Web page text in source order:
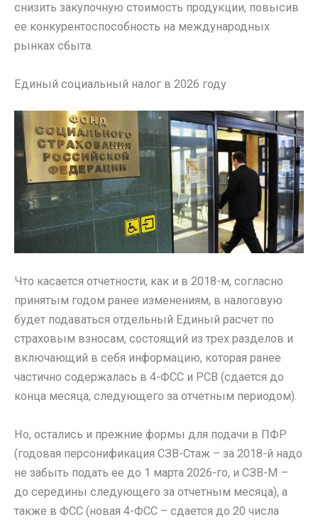
снизить закупочную стоимость продукции, повысив
ее конкурентоспособность на международных
рынках сбыта.
Единый социальный налог в 2026 году
Что касается отчетности, как и в 2018-м, согласно
принятым годом ранее изменениям, в налоговую
будет подаваться отдельный Единый расчет по
страховым взносам, состоящий из трех разделов и
включающий в себя информацию, которая ранее
частично содержалась в 4-ФСС и РСВ (сдается до
конца месяца, следующего за отчетным периодом).
Но, остались и прежние формы для подачи в ПФР
(годовая персонификация СЗВ-Стаж – за 2018-й надо
не забыть подать ее до 1 марта 2026-го, и СЗВ-М –
до середины следующего за отчетным месяца), а
также в ФСС (новая 4-ФСС – сдается до 20 числа